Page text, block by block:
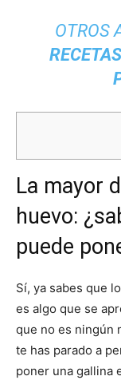
OTROS
La mayor
huevo:
puede
Sí, ya sabes que
es algo que se
que no es ningún
te has parado a
poner una gallina